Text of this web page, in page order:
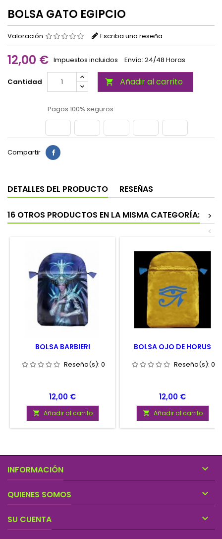
BOLSA GATO EGIPCIO
Valoración Escriba una reseña
12,00 € Impuestos incluidos Envío: 24/48 Horas
Cantidad  Añadir al carrito
Pagos 100% seguros
Compartir
DETALLES DEL PRODUCTO RESEÑAS
16 OTROS PRODUCTOS EN LA MISMA CATEGORÍA:
>
<
BOLSA BARBIERI
Reseña(s): 0
Precio
12,00 €
 Añadir al carrito
BOLSA OJO DE HORUS
Reseña(s): 0
Precio
12,00 €
 Añadir al carrito
INFORMACIÓN 
QUIENES SOMOS 
SU CUENTA 